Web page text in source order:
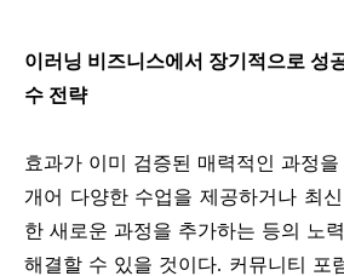
이러닝 비즈니스에서 장기적으로 성
수 전략
효과가 이미 검증된 매력적인 과정
개어 다양한 수업을 제공하거나 최
한 새로운 과정을 추가하는 등의 노
해결할 수 있을 것이다. 커뮤니티 포